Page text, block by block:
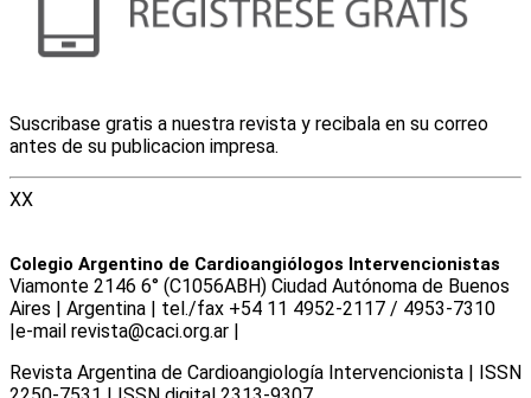
Suscribase gratis a nuestra revista y recibala en su correo
antes de su publicacion impresa.
XX
Colegio Argentino de Cardioangiólogos Intervencionistas
Viamonte 2146 6° (C1056ABH) Ciudad Autónoma de Buenos
Aires | Argentina | tel./fax +54 11 4952-2117 / 4953-7310
|e-mail revista@caci.org.ar |
Revista Argentina de Cardioangiologí­a Intervencionista | ISSN